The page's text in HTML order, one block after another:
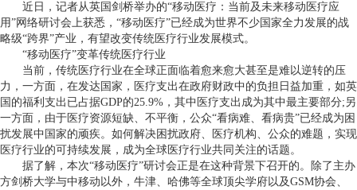
近日，记者从英国剑桥举办的“移动医疗：当前及未来移动医疗应
用”网络研讨会上获悉，“移动医疗”已经成为世界不少国家全力发展的战
略级“跨界”产业，有望改变传统医疗行业发展模式。
“移动医疗”变革传统医疗行业
当前，传统医疗行业在全球正面临着愈来愈大甚至是难以逆转的压
力，一方面，在发达国家，医疗支出在政府财政中的负担日益加重，如英
国的福利支出已占据GDP的25.9%，其中医疗支出成为其中最主要部分;另
一方面，由于医疗资源短缺、不平衡，公众“看病难、看病贵”已经成为困
扰发展中国家的顽疾。如何解决困扰政府、医疗机构、公众的难题，实现
医疗行业的可持续发展，成为全球医疗行业共同关注的话题。
据了解，本次“移动医疗”研讨会正是在这种背景下召开的。除了主办
方剑桥大学与中移动以外，牛津、哈佛等全球顶尖学府以及GSM协会、